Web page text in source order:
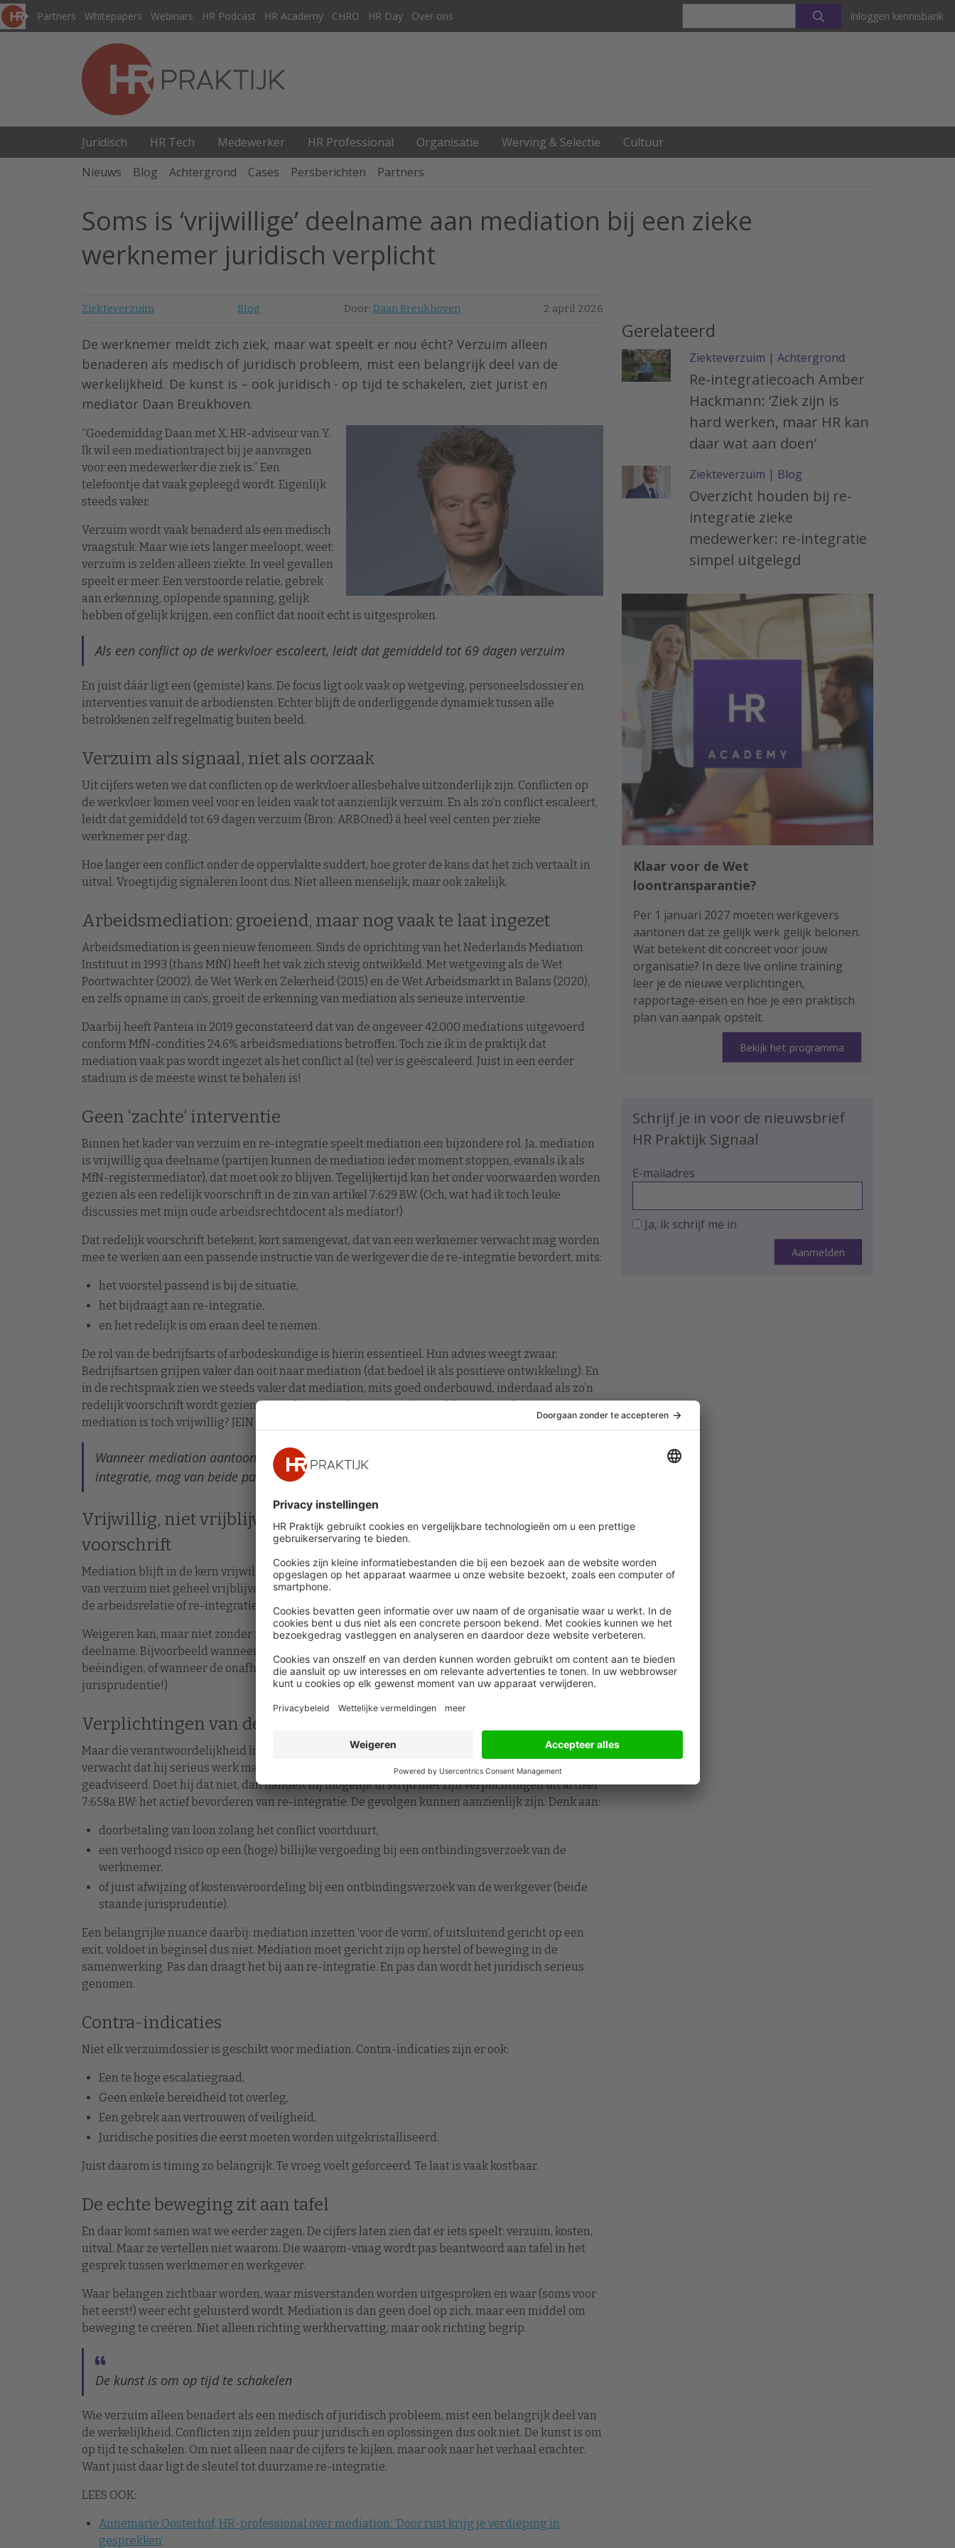
Partners Whitepapers Webinars HR Podcast HR Academy CHRO HR Day Over ons Inloggen kennisbank
Juridisch HR Tech Medewerker HR Professional Organisatie Werving & Selectie
Cultuur
Nieuws
Blog Achtergrond Cases Persberichten Partners
Soms is ‘vrijwillige’ deelname aan mediation bij een zieke
werknemer juridisch verplicht
Ziekteverzuim Blog Door: Daan Breukhoven 2 april 2026
De werknemer meldt zich ziek, maar wat speelt er nou écht? Verzuim alleen
benaderen als medisch of juridisch probleem, mist een belangrijk deel van de
werkelijkheid. De kunst is – ook juridisch - op tijd te schakelen, ziet jurist en
mediator Daan Breukhoven.
“Goedemiddag Daan met X, HR-adviseur van Y.
Ik wil een mediationtraject bij je aanvragen
voor een medewerker die ziek is.” Een
telefoontje dat vaak gepleegd wordt. Eigenlijk
steeds vaker.
Verzuim wordt vaak benaderd als een medisch
vraagstuk. Maar wie iets langer meeloopt, weet:
verzuim is zelden alleen ziekte. In veel gevallen
speelt er meer. Een verstoorde relatie, gebrek
aan erkenning, oplopende spanning, gelijk
hebben of gelijk krijgen, een conflict dat nooit echt is uitgesproken.
Als een conflict op de werkvloer escaleert, leidt dat gemiddeld tot 69 dagen verzuim
En juist dáár ligt een (gemiste) kans. De focus ligt ook vaak op wetgeving, personeelsdossier en
interventies vanuit de arbodiensten. Echter blijft de onderliggende dynamiek tussen alle
betrokkenen zelf regelmatig buiten beeld.
Verzuim als signaal, niet als oorzaak
Uit cijfers weten we dat conflicten op de werkvloer allesbehalve uitzonderlijk zijn. Conflicten op
de werkvloer komen veel voor en leiden vaak tot aanzienlijk verzuim. En als zo’n conflict escaleert,
leidt dat gemiddeld tot 69 dagen verzuim (Bron: ARBOned) á heel veel centen per zieke
werknemer per dag.
Hoe langer een conflict onder de oppervlakte suddert, hoe groter de kans dat het zich vertaalt in
uitval. Vroegtijdig signaleren loont dus. Niet alleen menselijk, maar ook zakelijk.
Arbeidsmediation: groeiend, maar nog vaak te laat ingezet
Arbeidsmediation is geen nieuw fenomeen. Sinds de oprichting van het Nederlands Mediation
Instituut in 1993 (thans MfN) heeft het vak zich stevig ontwikkeld. Met wetgeving als de Wet
Poortwachter (2002), de Wet Werk en Zekerheid (2015) en de Wet Arbeidsmarkt in Balans (2020),
en zelfs opname in cao’s, groeit de erkenning van mediation als serieuze interventie.
Daarbij heeft Panteia in 2019 geconstateerd dat van de ongeveer 42.000 mediations uitgevoerd
conform MfN-condities 24,6% arbeidsmediations betroffen. Toch zie ik in de praktijk dat
mediation vaak pas wordt ingezet als het conflict al (te) ver is geëscaleerd. Juist in een eerder
stadium is de meeste winst te behalen is!
Geen ‘zachte’ interventie
Binnen het kader van verzuim en re-integratie speelt mediation een bijzondere rol. Ja, mediation
is vrijwillig qua deelname (partijen kunnen de mediation ieder moment stoppen, evanals ik als
MfN-registermediator), dat moet ook zo blijven. Tegelijkertijd kan het onder voorwaarden worden
gezien als een redelijk voorschrift in de zin van artikel 7:629 BW. (Och, wat had ik toch leuke
discussies met mijn oude arbeidsrechtdocent als mediator!)
Dat redelijk voorschrift betekent, kort samengevat, dat van een werknemer verwacht mag worden
mee te werken aan een passende instructie van de werkgever die de re-integratie bevordert, mits:
het voorstel passend is bij de situatie,
het bijdraagt aan re-integratie,
en het redelijk is om eraan deel te nemen.
De rol van de bedrijfsarts of arbodeskundige is hierin essentieel. Hun advies weegt zwaar.
Bedrijfsartsen grijpen vaker dan ooit naar mediation (dat bedoel ik als positieve ontwikkeling). En
in de rechtspraak zien we steeds vaker dat mediation, mits goed onderbouwd, inderdaad als zo’n
redelijk voorschrift wordt gezien. Maar daar zit ook een spanningsveld. Want wacht even:
mediation is toch vrijwillig? JEIN zeggen de Duitsers zo mooi: Ja en Nee.
Wanneer mediation aantoonbaar bijdraagt aan herstel van de arbeidsrelatie of re-
integratie, mag van beide partijen enige inspanning worden verwacht
Vrijwillig, niet vrijblijvend in het licht van het redelijke
voorschrift
Mediation blijft in de kern vrijwillig. En dat moet ook zo blijven. Tegelijkertijd is het in de context
van verzuim niet geheel vrijblijvend. Wanneer mediation aantoonbaar bijdraagt aan herstel van
de arbeidsrelatie of re-integratie, mag van beide partijen enige inspanning worden verwacht.
Weigeren kan, maar niet zonder reden. Er zijn situaties waarin een werknemer mag afzien van
deelname. Bijvoorbeeld wanneer mediation uitsluitend wordt ingezet om het dienstverband te
beëindigen, of wanneer de onafhankelijkheid van de mediator ter discussie staat. (Staande
jurisprudentie!)
Verplichtingen van de werkgever
Maar die verantwoordelijkheid ligt niet alleen bij de werknemer. Ook van de werkgever wordt
verwacht dat hij serieus werk maakt van mediation wanneer dat door de bedrijfsarts wordt
geadviseerd. Doet hij dat niet, dan handelt hij mogelijk in strijd met zijn verplichtingen uit artikel
7:658a BW: het actief bevorderen van re-integratie. De gevolgen kunnen aanzienlijk zijn. Denk aan:
doorbetaling van loon zolang het conflict voortduurt,
een verhoogd risico op een (hoge) billijke vergoeding bij een ontbindingsverzoek van de
werknemer,
of juist afwijzing of kostenveroordeling bij een ontbindingsverzoek van de werkgever (beide
staande jurisprudentie).
Een belangrijke nuance daarbij: mediation inzetten ‘voor de vorm’, of uitsluitend gericht op een
exit, voldoet in beginsel dus niet. Mediation moet gericht zijn op herstel of beweging in de
samenwerking. Pas dan draagt het bij aan re-integratie. En pas dan wordt het juridisch serieus
genomen.
Contra-indicaties
Niet elk verzuimdossier is geschikt voor mediation. Contra-indicaties zijn er ook:
Een te hoge escalatiegraad,
Geen enkele bereidheid tot overleg,
Een gebrek aan vertrouwen of veiligheid,
Juridische posities die eerst moeten worden uitgekristalliseerd.
Juist daarom is timing zo belangrijk. Te vroeg voelt geforceerd. Te laat is vaak kostbaar.
De echte beweging zit aan tafel
En daar komt samen wat we eerder zagen. De cijfers laten zien dat er iets speelt: verzuim, kosten,
uitval. Maar ze vertellen niet waarom. Die waarom-vraag wordt pas beantwoord aan tafel in het
gesprek tussen werknemer en werkgever.
Waar belangen zichtbaar worden, waar misverstanden worden uitgesproken en waar (soms voor
het eerst!) weer echt geluisterd wordt. Mediation is dan geen doel op zich, maar een middel om
beweging te creëren. Niet alleen richting werkhervatting, maar ook richting begrip.
De kunst is om op tijd te schakelen
Wie verzuim alleen benadert als een medisch of juridisch probleem, mist een belangrijk deel van
de werkelijkheid. Conflicten zijn zelden puur juridisch en oplossingen dus ook niet. De kunst is om
op tijd te schakelen. Om niet alleen naar de cijfers te kijken, maar ook naar het verhaal erachter.
Want juist daar ligt de sleutel tot duurzame re-integratie.
LEES OOK:
Annemarie Oosterhof, HR-professional over mediation: ‘Door rust krijg je verdieping in
gesprekken’
Gerelateerd
Ziekteverzuim | Achtergrond
Re-integratiecoach Amber
Hackmann: ‘Ziek zijn is
hard werken, maar HR kan
daar wat aan doen’
Ziekteverzuim | Blog
Overzicht houden bij re-
integratie zieke
medewerker: re-integratie
simpel uitgelegd
Klaar voor de Wet
loontransparantie?
Per 1 januari 2027 moeten werkgevers
aantonen dat ze gelijk werk gelijk belonen.
Wat betekent dit concreet voor jouw
organisatie? In deze live online training
leer je de nieuwe verplichtingen,
rapportage-eisen en hoe je een praktisch
plan van aanpak opstelt.
Bekijk het programma
Schrijf je in voor de nieuwsbrief
HR Praktijk Signaal
E-mailadres
Ja, ik schrijf me in